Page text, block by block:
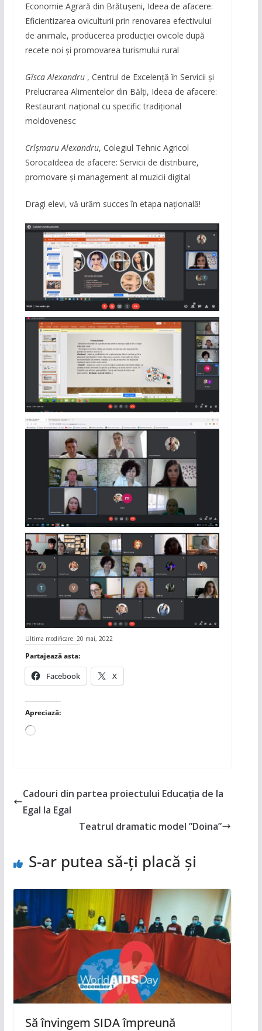
Economie Agrară din Brătușeni, Ideea de afacere:
Eficientizarea oviculturii prin renovarea efectivului
de animale, producerea producției ovicole după
recete noi și promovarea turismului rural
Gîsca Alexandru, Centrul de Excelență în Servicii și
Prelucrarea Alimentelor din Bălți, Ideea de afacere:
Restaurant național cu specific tradițional
moldovenesc
Crîșmaru Alexandru, Colegiul Tehnic Agricol
SorocaIdeea de afacere: Servicii de distribuire,
promovare și management al muzicii digital
Dragi elevi, vă urăm succes în etapa națională!
Ultima modificare: 20 mai, 2022
Partajează asta:
Facebook X
Apreciază:
Încarc...
Cadouri din partea proiectului Educația de la
Egal la Egal
Teatrul dramatic model ”Doina”
S-ar putea să-ți placă și
Să învingem SIDA împreună